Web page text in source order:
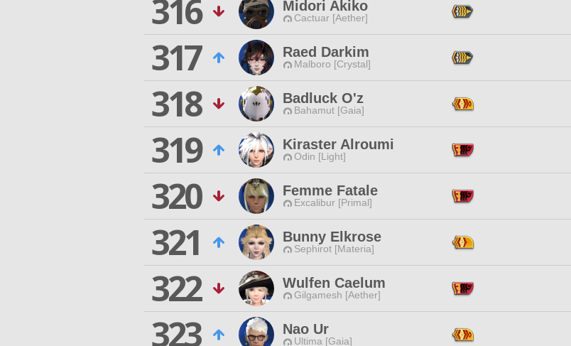
316
Midori Akiko
Cactuar [Aether]
317
Raed Darkim
Malboro [Crystal]
318
Badluck O'z
Bahamut [Gaia]
319
Kiraster Alroumi
Odin [Light]
320
Femme Fatale
Excalibur [Primal]
321
Bunny Elkrose
Sephirot [Materia]
322
Wulfen Caelum
Gilgamesh [Aether]
323
Nao Ur
Ultima [Gaia]